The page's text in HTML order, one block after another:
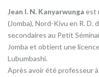
Jean I. N. Kanyarwunga est
(Jomba), Nord-Kivu en R.
secondaires au Petit
Jomba et obtient une
Lubumbashi.
Après avoir été professeur